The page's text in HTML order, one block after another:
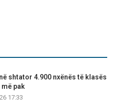
shtator 4.900 nxënës të klasës
më pak
17:33